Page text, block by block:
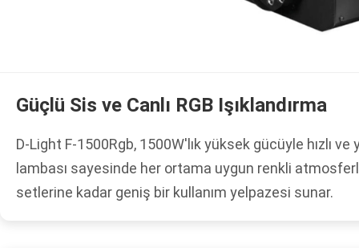
Güçlü Sis ve Canlı RGB Işıklandırma
D-Light F-1500Rgb, 1500W'lık yüksek gücüyle hızlı
lambası sayesinde her ortama uygun renkli
setlerine kadar geniş bir kullanım yelpazesi sunar.